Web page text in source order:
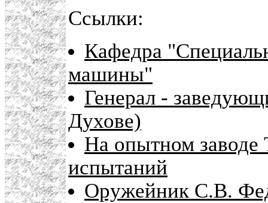
Ссылки:
Кафедра
машины"
Генерал -
Духове)
На опытном заводе
испытаний
Оружейник С.В.